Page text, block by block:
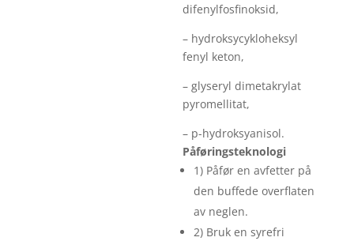
difenylfosfinoksid,
– hydroksycykloheksyl
fenyl keton,
– glyseryl dimetakrylat
pyromellitat,
– p-hydroksyanisol.
Påføringsteknologi
1) Påfør en avfetter på
den buffede overflaten
av neglen.
2) Bruk en syrefri